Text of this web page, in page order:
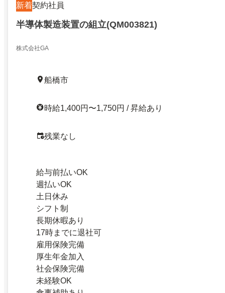
新着契約社員
半導体製造装置の組立(QM003821)
株式会社GA
船橋市
時給1,400円〜1,750円 / 昇給あり
残業なし
給与前払いOK
週払いOK
土日休み
シフト制
長期休暇あり
17時までに退社可
雇用保険完備
厚生年金加入
社会保険完備
未経験OK